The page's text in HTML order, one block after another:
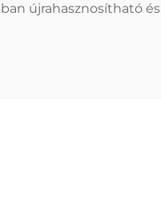
újrahasznosítható és